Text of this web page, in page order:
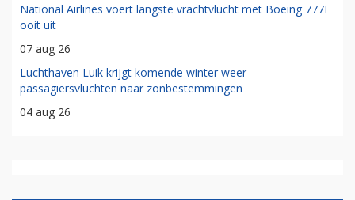
National Airlines voert langste vrachtvlucht met Boeing 777F
ooit uit
07 aug 26
Luchthaven Luik krijgt komende winter weer
passagiersvluchten naar zonbestemmingen
04 aug 26